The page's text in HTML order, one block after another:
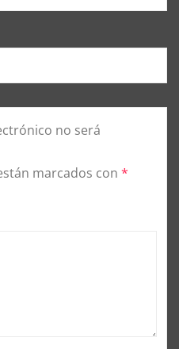
no será
marcados con *